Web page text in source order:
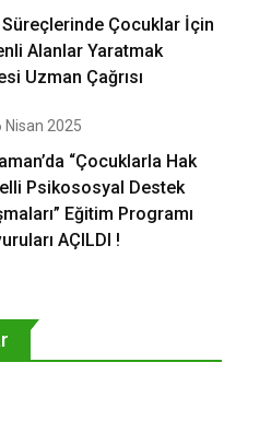
Çocuklar İçin
Alanlar Yaratmak
Uzman Çağrısı
Nisan 2025
“Çocuklarla Hak
Psikososyal Destek
Eğitim Programı
AÇILDI !